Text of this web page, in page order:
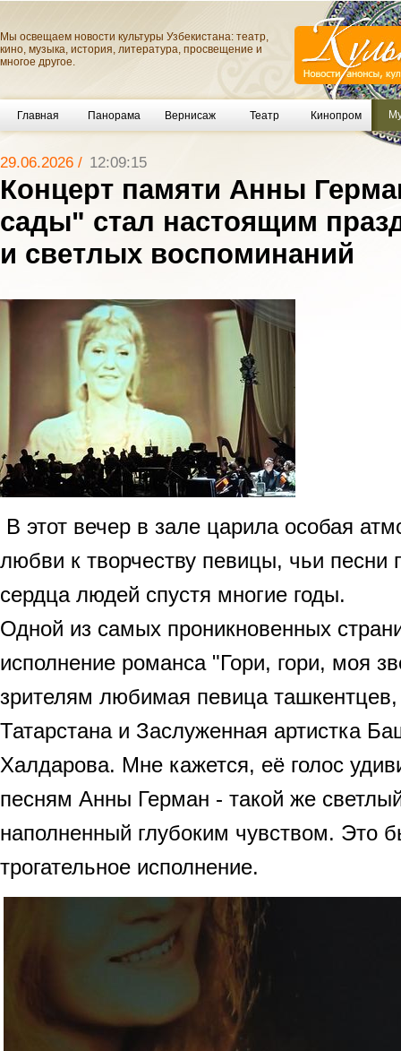
Мы освещаем новости культуры Узбекистана: театр,
кино, музыка, история, литература, просвещение и
многое другое.
Главная Панорама Вернисаж Театр Кинопром
29.06.2026 / 12:09:15
Концерт памяти Анны
сады" стал настоящим
и светлых воспоминаний
В этот вечер в зале царила особая
любви к творчеству певицы, чьи песни
сердца людей спустя многие годы.
Одной из самых проникновенных
исполнение романса "Гори, гори, моя
зрителям любимая певица ташкентцев,
Татарстана и Заслуженная артистка
Халдарова. Мне кажется, её голос
песням Анны Герман - такой же
наполненный глубоким чувством. Это
трогательное исполнение.